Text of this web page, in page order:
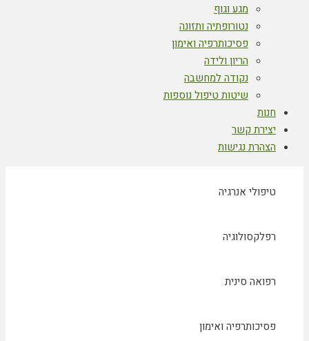
מגע וגוף
נטורופתיה ותזונה
פסיכותרפיה ואימון
הריון ולידה
נקודה למחשבה
שיטות טיפול נוספות
חנות
יצירת קשר
הצהרת נגישות
טיפולי אנרגיה
רפלקסולוגיה
רפואה סינית
פסיכותרפיה ואימון